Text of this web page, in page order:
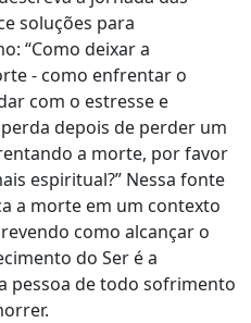
soluções para
“Como deixar a
- como enfrentar o
com o estresse e
depois de perder um
a morte, por favor
espiritual?” Nessa fonte
a morte em um contexto
como alcançar o
do Ser é a
pessoa de todo sofrimento